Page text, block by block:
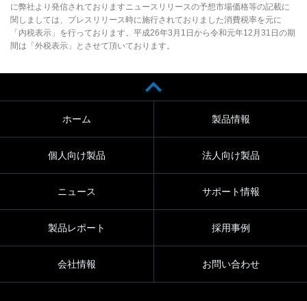
に弊社より発信されておりますニュースリリースの予想市場価格等の記載に
関しましては、プレスリリース時に施行されておりました消費税率を元に
「内税表示」を行っております。平成26年3月1日から令和元年12月31日の期
間は「外税表示」とさせて頂いております。
ホーム 製品情報
個人向け製品 法人向け製品
ニュース サポート情報
製品レポート 採用事例
会社情報 お問い合わせ